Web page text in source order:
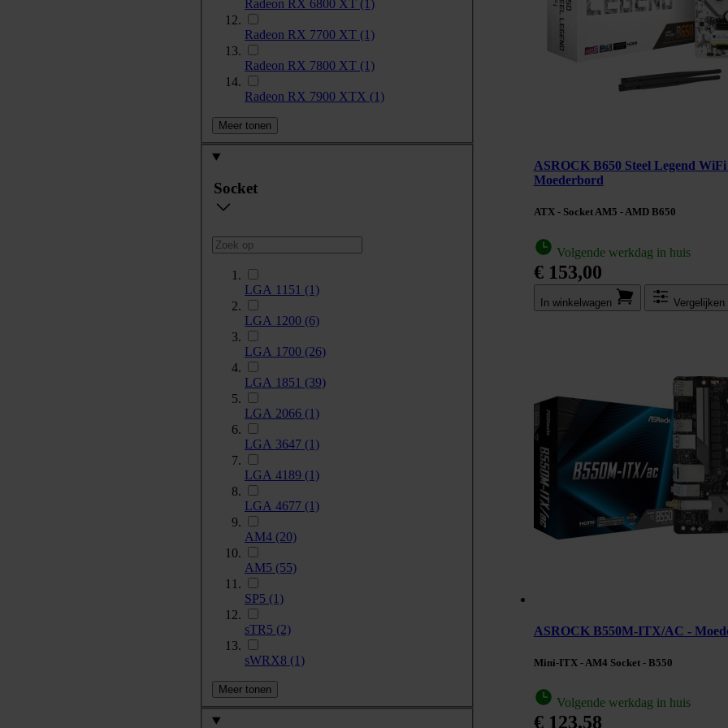
Radeon RX 6800 XT (1)
Radeon RX 7700 XT (1)
Radeon RX 7800 XT (1)
Radeon RX 7900 XTX (1)
Meer tonen
Socket
LGA 1151 (1)
LGA 1200 (6)
LGA 1700 (26)
LGA 1851 (39)
LGA 2066 (1)
LGA 3647 (1)
LGA 4189 (1)
LGA 4677 (1)
AM4 (20)
AM5 (55)
SP5 (1)
sTR5 (2)
sWRX8 (1)
Meer tonen
ASROCK B650 Steel Legend WiFi
Moederbord
ATX - Socket AM5 - AMD B650
Volgende werkdag in huis
€ 153,00
In winkel­wagen Vergelijken
ASROCK B550M-ITX/AC -
Mini-ITX - AM4 Socket - B550
Volgende werkdag in huis
€ 123,58